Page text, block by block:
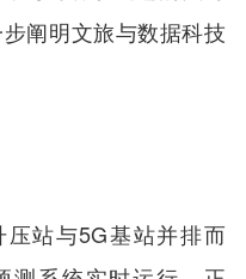
阐明文旅与数据科技
站与5G基站并排而